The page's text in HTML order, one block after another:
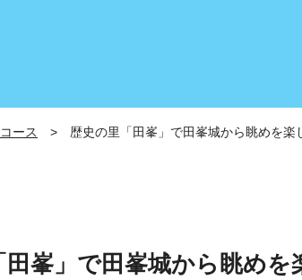
ース > 歴史の里「田峯」で田峯城から眺めを楽
田峯」で田峯城から眺め